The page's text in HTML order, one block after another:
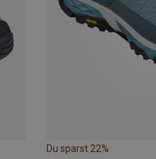
Du sparst 22%